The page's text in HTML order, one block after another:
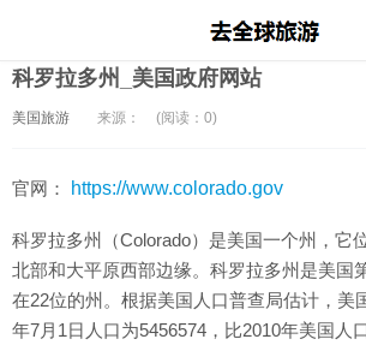
科罗拉多州_美国政府网站
美国旅游 来源： (阅读：0)
官网： https://www.colorado.gov
科罗拉多州（Colorado）是美国一个州，它
北部和大平原西部边缘。科罗拉多州是美国
在22位的州。根据美国人口普查局估计，美
年7月1日人口为5456574，比2010年美国人